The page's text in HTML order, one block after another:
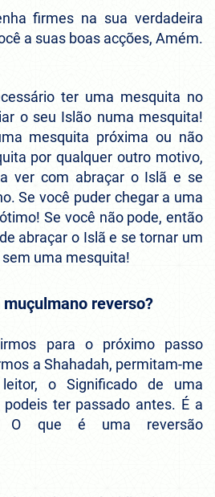
firmes na sua verdadeira
a suas boas acções, Amém.
ter uma mesquita no
o seu Islão numa mesquita!
mesquita próxima ou não
por qualquer outro motivo,
ver com abraçar o Islã e se
Se você puder chegar a uma
Se você não pode, então
abraçar o Islã e se tornar um
uma mesquita!
reverso?
para o próximo passo
a Shahadah, permitam-me
leitor, o Significado de uma
ter passado antes. É a
O que é uma reversão